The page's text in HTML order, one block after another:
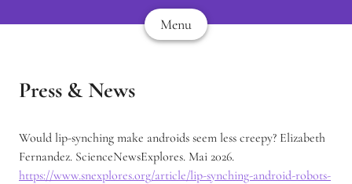
Menu
Press & News
Would lip-synching make androids seem less creepy? Elizabeth
Fernandez. ScienceNewsExplores. Mai 2026.
https://www.snexplores.org/article/lip-synching-android-robots-